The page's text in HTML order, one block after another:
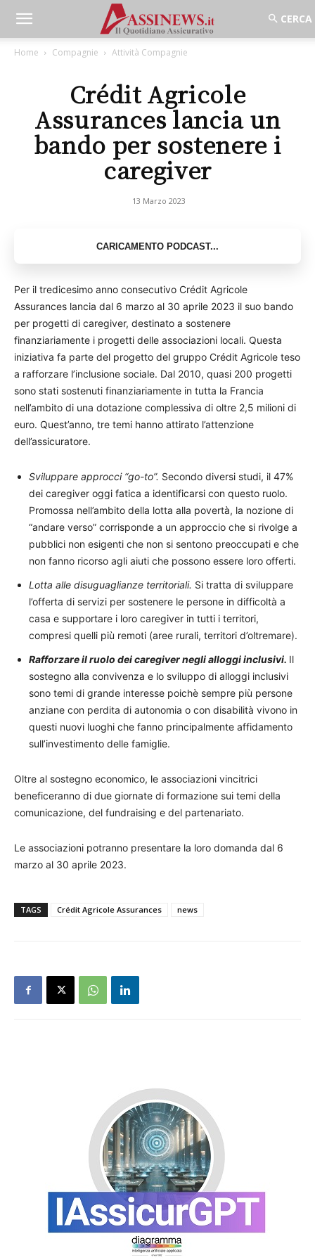
Home Compagnie Attività Compagnie
Crédit Agricole
Assurances lancia un
bando per sostenere i
caregiver
13 Marzo 2023
Per il tredicesimo anno consecutivo Crédit Agricole
Assurances lancia dal 6 marzo al 30 aprile 2023 il suo bando
per progetti di caregiver, destinato a sostenere
finanziariamente i progetti delle associazioni locali. Questa
iniziativa fa parte del progetto del gruppo Crédit Agricole teso
a rafforzare l’inclusione sociale. Dal 2010, quasi 200 progetti
sono stati sostenuti finanziariamente in tutta la Francia
nell’ambito di una dotazione complessiva di oltre 2,5 milioni di
euro. Quest’anno, tre temi hanno attirato l’attenzione
dell’assicuratore.
Sviluppare approcci “go-to”. Secondo diversi studi, il 47%
dei caregiver oggi fatica a identificarsi con questo ruolo.
Promossa nell’ambito della lotta alla povertà, la nozione di
“andare verso” corrisponde a un approccio che si rivolge a
pubblici non esigenti che non si sentono preoccupati e che
non fanno ricorso agli aiuti che possono essere loro offerti.
Lotta alle disuguaglianze territoriali. Si tratta di sviluppare
l’offerta di servizi per sostenere le persone in difficoltà a
casa e supportare i loro caregiver in tutti i territori,
compresi quelli più remoti (aree rurali, territori d’oltremare).
Rafforzare il ruolo dei caregiver negli alloggi inclusivi. Il
sostegno alla convivenza e lo sviluppo di alloggi inclusivi
sono temi di grande interesse poichè sempre più persone
anziane con perdita di autonomia o con disabilità vivono in
questi nuovi luoghi che fanno principalmente affidamento
sull’investimento delle famiglie.
Oltre al sostegno economico, le associazioni vincitrici
beneficeranno di due giornate di formazione sui temi della
comunicazione, del fundraising e del partenariato.
Le associazioni potranno presentare la loro domanda dal 6
marzo al 30 aprile 2023.
TAGS Crédit Agricole Assurances news